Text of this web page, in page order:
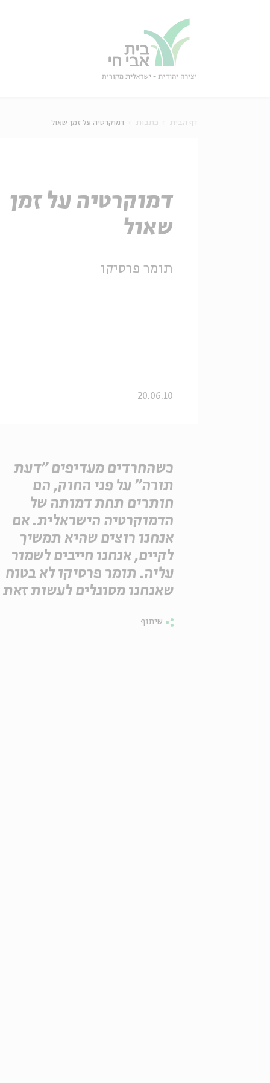
דף הבית כתבות דמוקרטיה על זמן שאול
דמוקרטיה על זמן
שאול
תומר פרסיקו
20.06.10
כשהחרדים מעדיפים "דעת
תורה" על פני החוק, הם
חותרים תחת דמותה של
הדמוקרטיה הישראלית. אם
אנחנו רוצים שהיא תמשיך
לקיים, אנחנו חייבים לשמור
עליה. תומר פרסיקו לא בטוח
שאנחנו מסוגלים לעשות זאת
שיתוף